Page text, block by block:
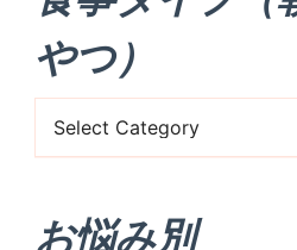
やつ）
事
イ
お悩み別